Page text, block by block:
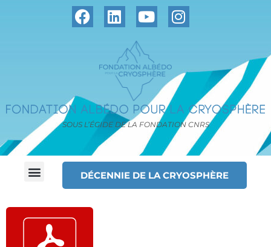
SOUS L’ÉGIDE DE LA FONDATION CNRS
DÉCENNIE DE LA CRYOSPHÈRE